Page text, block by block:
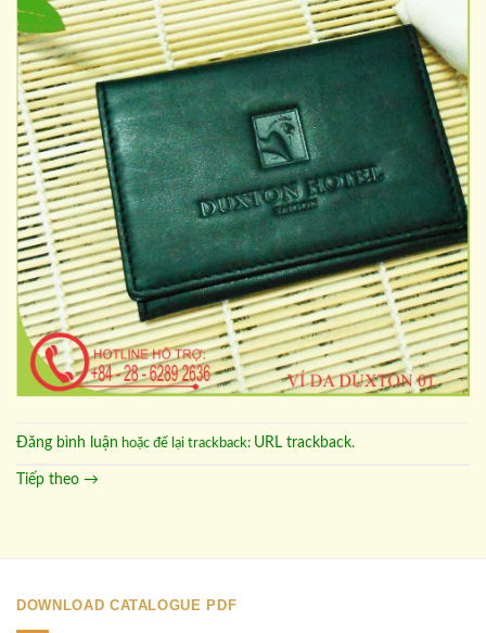
Đăng bình luận hoặc để lại trackback: URL trackback.
Tiếp theo →
DOWNLOAD CATALOGUE PDF